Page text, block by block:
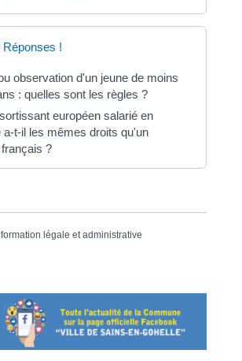
!
observation d'un jeune de moins
: quelles sont les règles ?
européen salarié en
a-t-il les mêmes droits qu'un
?
légale et administrative